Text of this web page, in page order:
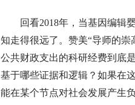
回看2018年，当基因编辑婴
知走得很远了。赞美“导师的崇
公共财政支出的科研经费到底
基于哪些证据和逻辑？如果在
能在某个节点对社会发展产生负